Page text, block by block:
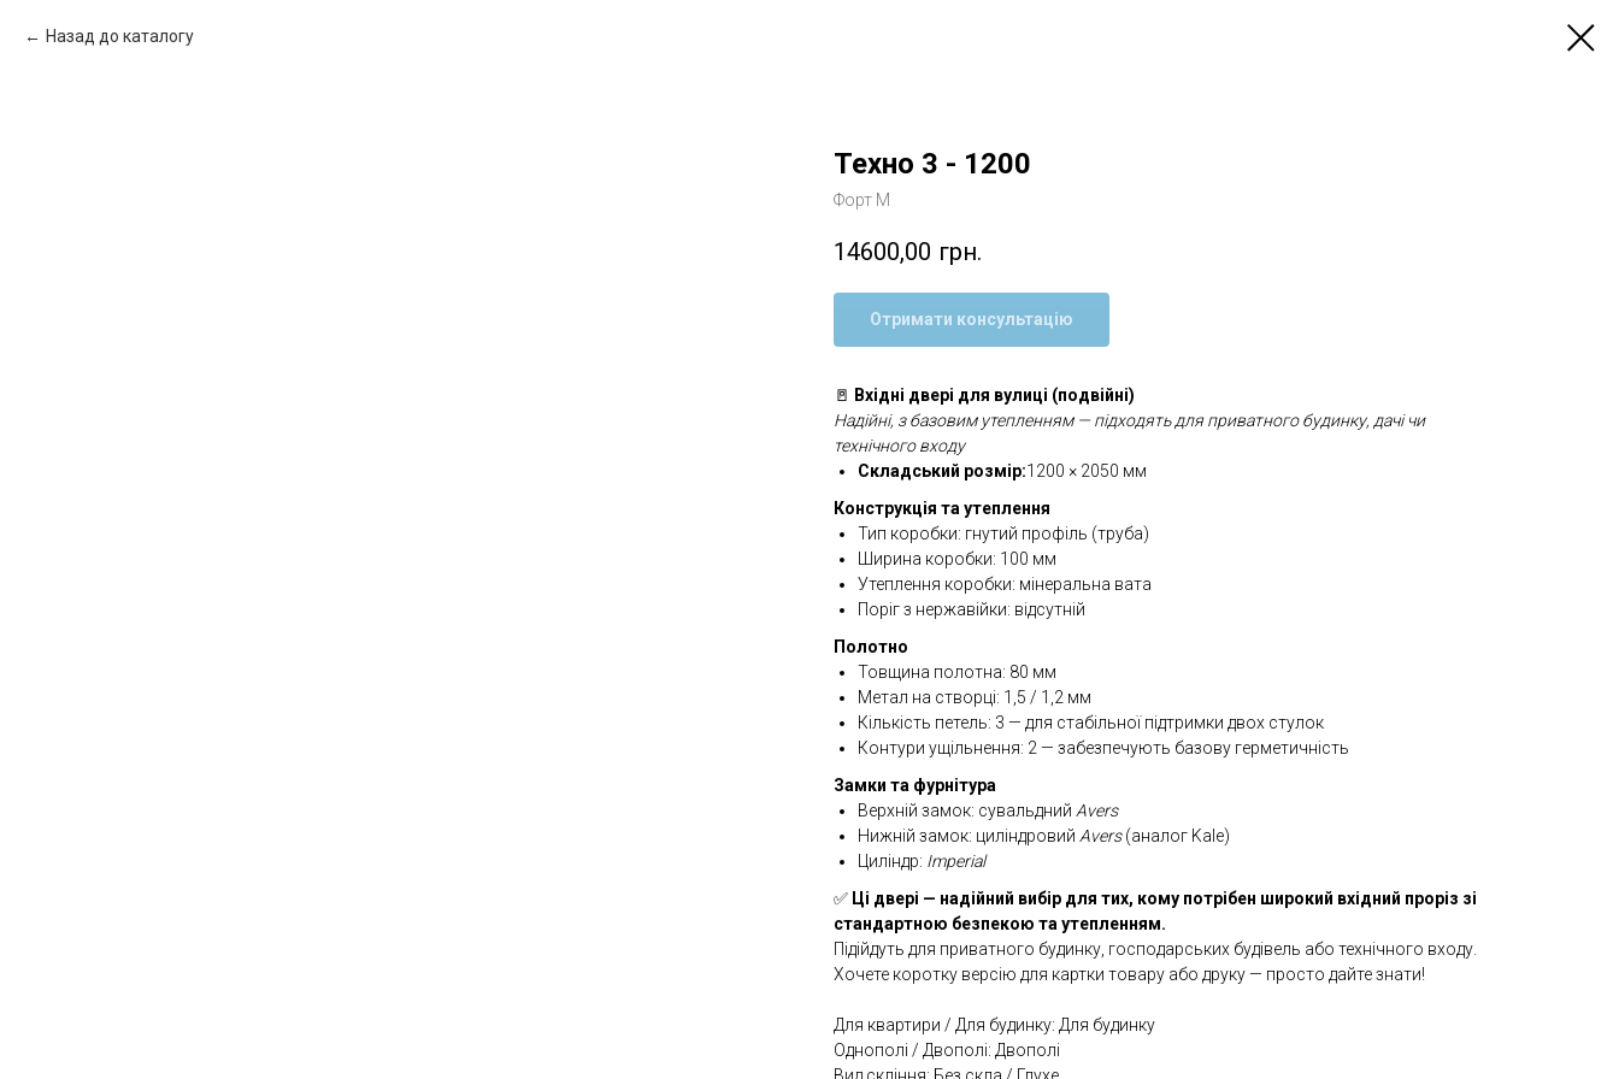
Назад до каталогу
Техно 3 - 1200
Форт М
14600,00 грн.
Отримати консультацію
🚪 Вхідні двері для вулиці (подвійні)
Надійні, з базовим утепленням — підходять для приватного будинку, дачі чи
технічного входу
Складський розмір:1200 × 2050 мм
Конструкція та утеплення
Тип коробки: гнутий профіль (труба)
Ширина коробки: 100 мм
Утеплення коробки: мінеральна вата
Поріг з нержавійки: відсутній
Полотно
Товщина полотна: 80 мм
Метал на створці: 1,5 / 1,2 мм
Кількість петель: 3 — для стабільної підтримки двох стулок
Контури ущільнення: 2 — забезпечують базову герметичність
Замки та фурнітура
Верхній замок: сувальдний Avers
Нижній замок: циліндровий Avers(аналог Kale)
Циліндр: Imperial
✅ Ці двері — надійний вибір для тих, кому потрібен широкий вхідний проріз зі
стандартною безпекою та утепленням.
Підійдуть для приватного будинку, господарських будівель або технічного входу.
Хочете коротку версію для картки товару або друку — просто дайте знати!
Для квартири / Для будинку: Для будинку
Однополі / Двополі: Двополі